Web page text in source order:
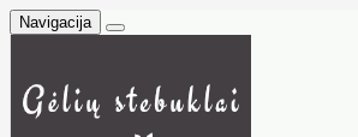
Navigacija